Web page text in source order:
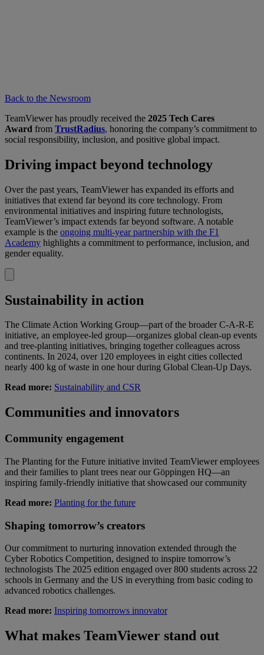
Back to the Newsroom
TeamViewer has proudly received the 2025 Tech Cares
Award from TrustRadius, honoring the company’s commitment to
social responsibility, inclusion, and positive global impact.
Driving impact beyond technology
Over the past years, TeamViewer has expanded its efforts and
initiatives that extend far beyond its core technology. From
environmental initiatives and inspiring future technologists,
TeamViewer’s impact extends far beyond software. A notable
example is the ongoing multi-year partnership with the F1
Academy highlights a commitment to performance, inclusion, and
gender equality.
Sustainability in action
The Climate Action Working Group—part of the broader C-A-R-E
initiative, an employee-led group—organizes global clean-up events
and tree-planting initiatives, bringing together colleagues across
continents. In 2024, over 120 employees in eight cities collected
nearly 400 kg of waste in one hour during Global Clean-Up Days.
Read more: Sustainability and CSR
Communities and innovators
Community engagement
The Planting for the Future initiative invited TeamViewer employees
and their families to plant trees near our Göppingen HQ—an
inspiring family-friendly initiative that showcased our community
Read more: Planting for the future
Shaping tomorrow’s creators
Our commitment to nurturing innovation extended through the
Cyber Robotics Competition, designed to inspire tomorrow’s
technologists The 2025 edition engaged over 800 students across 22
schools in Germany and the US in everything from basic coding to
advanced robotics challenges.
Read more: Inspiring tomorrows innovator
What makes TeamViewer stand out